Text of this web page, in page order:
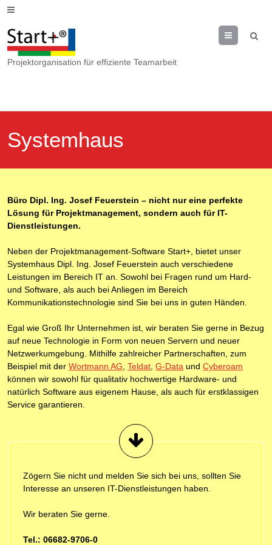
Projektorganisation für effiziente Teamarbeit
Menu
Systemhaus
Büro Dipl. Ing. Josef Feuerstein – nicht nur eine perfekte
Lösung für Projektmanagement, sondern auch für IT-
Dienstleistungen.
Neben der Projektmanagement-Software Start+, bietet unser
Systemhaus Dipl. Ing. Josef Feuerstein auch verschiedene
Leistungen im Bereich IT an. Sowohl bei Fragen rund um Hard-
und Software, als auch bei Anliegen im Bereich
Kommunikationstechnologie sind Sie bei uns in guten Händen.
Egal wie Groß Ihr Unternehmen ist, wir beraten Sie gerne in Bezug
auf neue Technologie in Form von neuen Servern und neuer
Netzwerkumgebung. Mithilfe zahlreicher Partnerschaften, zum
Beispiel mit derWortmann AG ,Teldat ,G-Data undCyberoam
können wir sowohl für qualitativ hochwertige Hardware- und
natürlich Software aus eigenem Hause, als auch für erstklassigen
Service garantieren.
Zögern Sie nicht und melden Sie sich bei uns, sollten Sie
Interesse an unseren IT-Dienstleistungen haben.
Wir beraten Sie gerne.
Tel.: 06682-9706-0